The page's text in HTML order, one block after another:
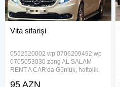
Vita sifarişi
0552520002 wp 0706209492 wp
0705053030 zəng AL SALAM
RENT A CAR'da Günlük, həftəlik,
95 AZN